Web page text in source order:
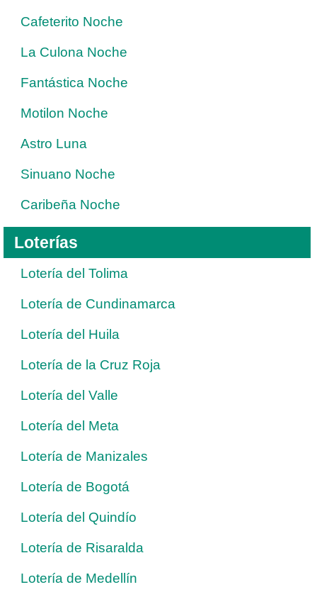
Cafeterito Noche
La Culona Noche
Fantástica Noche
Motilon Noche
Astro Luna
Sinuano Noche
Caribeña Noche
Loterías
Lotería del Tolima
Lotería de Cundinamarca
Lotería del Huila
Lotería de la Cruz Roja
Lotería del Valle
Lotería del Meta
Lotería de Manizales
Lotería de Bogotá
Lotería del Quindío
Lotería de Risaralda
Lotería de Medellín